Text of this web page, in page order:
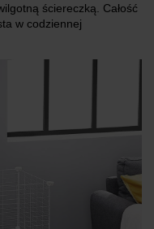
ściereczką. Całość
w codziennej